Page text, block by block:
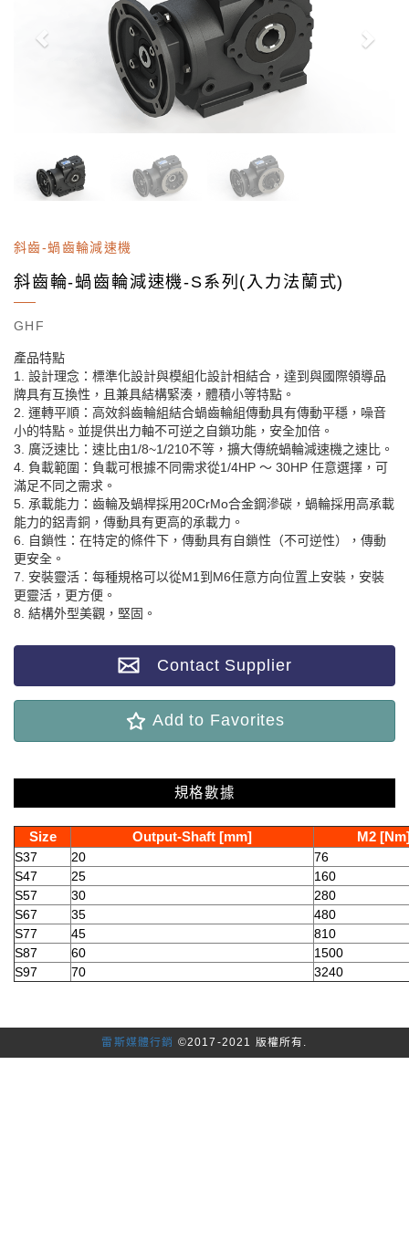
斜齒-蝸齒輪減速機
斜齒輪-蝸齒輪減速機-S系列(入力法蘭式)
GHF
產品特點
1. 設計理念：標準化設計與模組化設計相結合，達到與國際領導品
牌具有互換性，且兼具結構緊湊，體積小等特點。
2. 運轉平順：高效斜齒輪組結合蝸齒輪組傳動具有傳動平穩，噪音
小的特點。並提供出力軸不可逆之自鎖功能，安全加倍。
3. 廣泛速比：速比由1/8~1/210不等，擴大傳統蝸輪減速機之速比。
4. 負載範圍：負載可根據不同需求從1/4HP ～ 30HP 任意選擇，可
滿足不同之需求。
5. 承載能力：齒輪及蝸桿採用20CrMo合金鋼滲碳，蝸輪採用高承載
能力的鋁青銅，傳動具有更高的承載力。
6. 自鎖性：在特定的條件下，傳動具有自鎖性（不可逆性），傳動
更安全。
7. 安裝靈活：每種規格可以從M1到M6任意方向位置上安裝，安裝
更靈活，更方便。
8. 結構外型美觀，堅固。
Contact Supplier
Add to Favorites
規格數據
Size Output-Shaft [mm] M2
S37 20
76
S47
25
160
S57
30
280
S67
35
480
S77
45
810
S87
60
1500
S97
70 3240
雷斯媒體行銷 ©2017-2021 版權所有.